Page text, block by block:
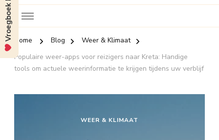
Home Blog
Weer & Klimaat
Populaire weer-apps voor reizigers naar Kreta: Handige
tools om actuele weerinformatie te krijgen tijdens uw verblijf
WEER & KLIMAAT